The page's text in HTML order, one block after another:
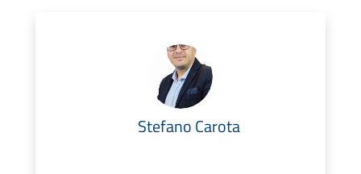
Stefano Carota